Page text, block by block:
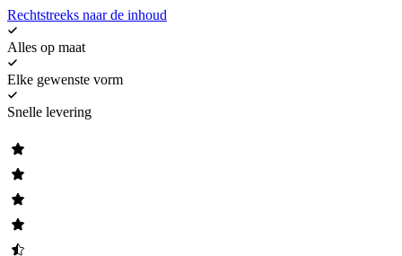
Rechtstreeks naar de inhoud
Alles op maat
Elke gewenste vorm
Snelle levering